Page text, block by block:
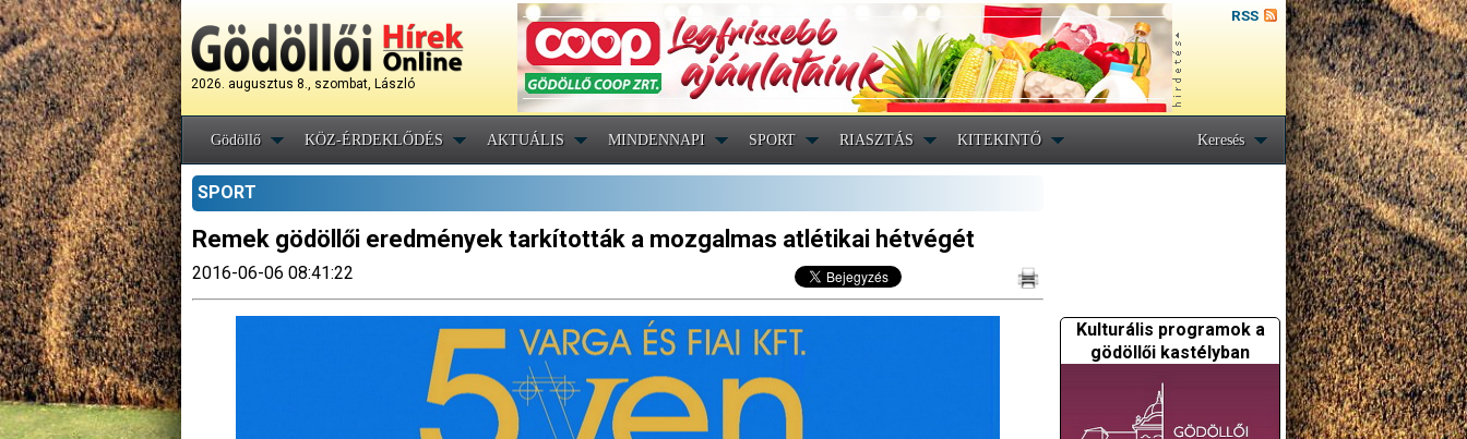
2026. augusztus 8., szombat, László
RSS
Gödöllő KÖZ-ÉRDEKLŐDÉS AKTUÁLIS MINDENNAPI SPORT RIASZTÁS KITEKINTŐ Keresés
SPORT
Remek gödöllői eredmények tarkították a mozgalmas atlétikai hétvégét
2016-06-06 08:41:22
Kulturális programok a
gödöllői kastélyban